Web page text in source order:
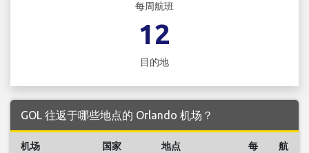
每周航班
12
目的地
GOL 往返于哪些地点的 Orlando 机场？
机场 国家 地点
每
航